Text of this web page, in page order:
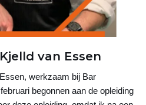
van Essen
werkzaam bij Bar
begonnen aan de opleiding